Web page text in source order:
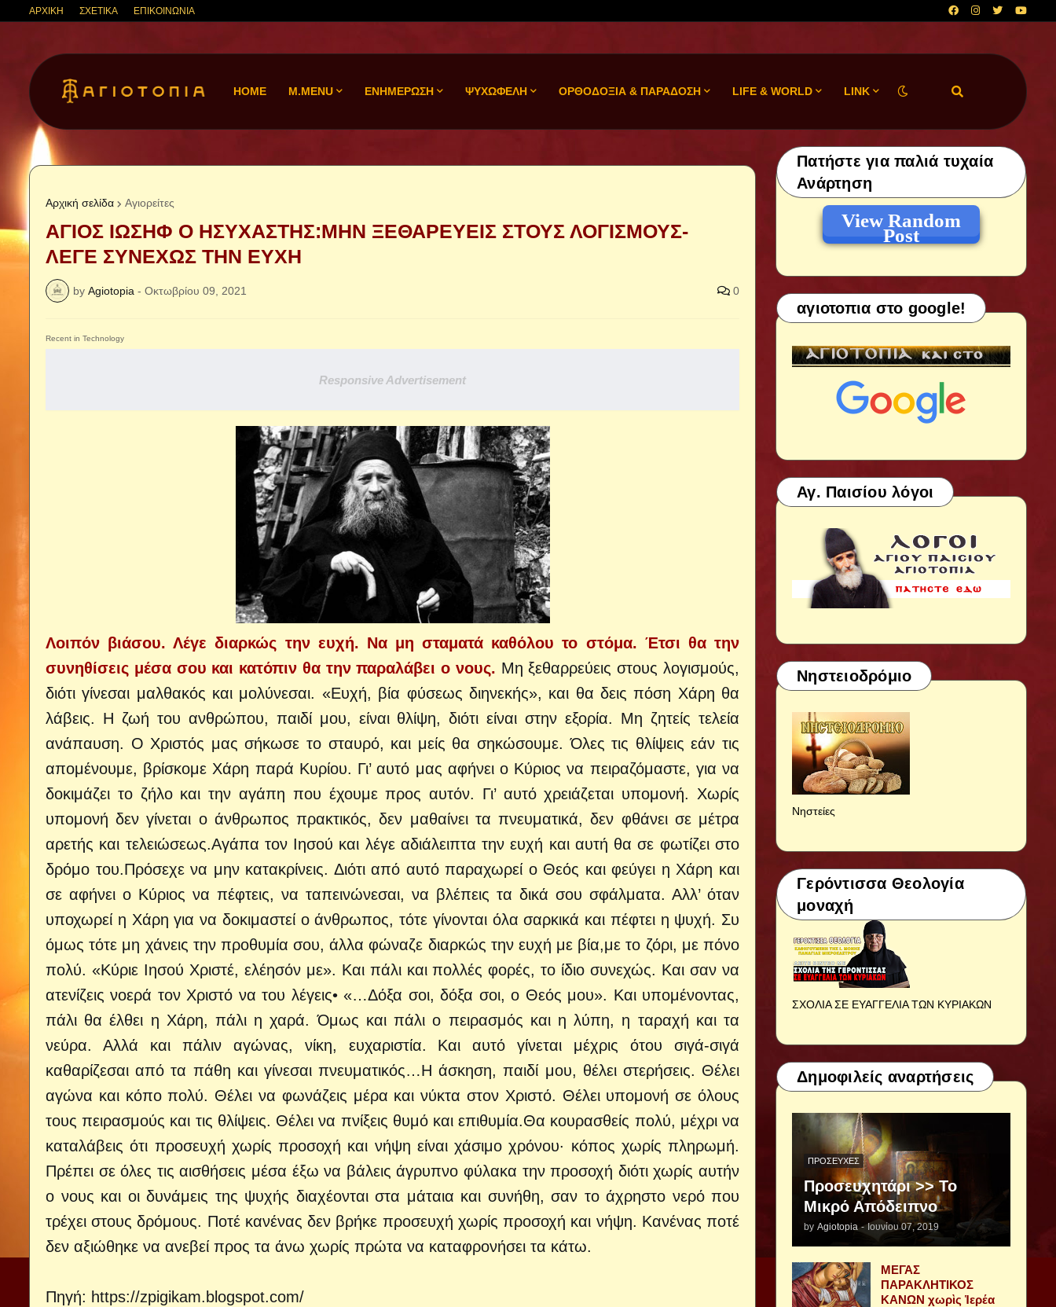
ΑΡΧΙΚΗ ΣΧΕΤΙΚΑ ΕΠΙΚΟΙΝΩΝΙΑ
HOME M.MENU ΕΝΗΜΕΡΩΣΗ ΨΥΧΩΦΕΛΗ ΟΡΘΟΔΟΞΙΑ & ΠΑΡΑΔΟΣΗ LIFE & WORLD LINK
Αρχική σελίδα Αγιορείτες
ΑΓΙΟΣ ΙΩΣΗΦ Ο ΗΣΥΧΑΣΤΗΣ:ΜΗΝ ΞΕΘΑΡΕΥΕΙΣ ΣΤΟΥΣ ΛΟΓΙΣΜΟΥΣ-
ΛΕΓΕ ΣΥΝΕΧΩΣ ΤΗΝ ΕΥΧΗ
by Agiotopia - Οκτωβρίου 09, 2021 0
Recent in Technology
Responsive Advertisement
Λοιπόν βιάσου. Λέγε διαρκώς την ευχή. Να μη σταματά καθόλου το στόμα. Έτσι θα την
συνηθίσεις μέσα σου και κατόπιν θα την παραλάβει ο νους. Μη ξεθαρρεύεις στους λογισμούς,
διότι γίνεσαι μαλθακός και μολύνεσαι. «Ευχή, βία φύσεως διηνεκής», και θα δεις πόση Χάρη θα
λάβεις. Η ζωή του ανθρώπου, παιδί μου, είναι θλίψη, διότι είναι στην εξορία. Μη ζητείς τελεία
ανάπαυση. Ο Χριστός μας σήκωσε το σταυρό, και μείς θα σηκώσουμε. Όλες τις θλίψεις εάν τις
απομένουμε, βρίσκομε Χάρη παρά Κυρίου. Γι’ αυτό μας αφήνει ο Κύριος να πειραζόμαστε, για να
δοκιμάζει το ζήλο και την αγάπη που έχουμε προς αυτόν. Γι’ αυτό χρειάζεται υπομονή. Χωρίς
υπομονή δεν γίνεται ο άνθρωπος πρακτικός, δεν μαθαίνει τα πνευματικά, δεν φθάνει σε μέτρα
αρετής και τελειώσεως.Αγάπα τον Ιησού και λέγε αδιάλειπτα την ευχή και αυτή θα σε φωτίζει στο
δρόμο του.Πρόσεχε να μην κατακρίνεις. Διότι από αυτό παραχωρεί ο Θεός και φεύγει η Χάρη και
σε αφήνει ο Κύριος να πέφτεις, να ταπεινώνεσαι, να βλέπεις τα δικά σου σφάλματα. Αλλ’ όταν
υποχωρεί η Χάρη για να δοκιμαστεί ο άνθρωπος, τότε γίνονται όλα σαρκικά και πέφτει η ψυχή. Συ
όμως τότε μη χάνεις την προθυμία σου, άλλα φώναζε διαρκώς την ευχή με βία,με το ζόρι, με πόνο
πολύ. «Κύριε Ιησού Χριστέ, ελέησόν με». Και πάλι και πολλές φορές, το ίδιο συνεχώς. Και σαν να
ατενίζεις νοερά τον Χριστό να του λέγεις• «…Δόξα σοι, δόξα σοι, ο Θεός μου». Και υπομένοντας,
πάλι θα έλθει η Χάρη, πάλι η χαρά. Όμως και πάλι ο πειρασμός και η λύπη, η ταραχή και τα
νεύρα. Αλλά και πάλιν αγώνας, νίκη, ευχαριστία. Και αυτό γίνεται μέχρις ότου σιγά-σιγά
καθαρίζεσαι από τα πάθη και γίνεσαι πνευματικός…Η άσκηση, παιδί μου, θέλει στερήσεις. Θέλει
αγώνα και κόπο πολύ. Θέλει να φωνάζεις μέρα και νύκτα στον Χριστό. Θέλει υπομονή σε όλους
τους πειρασμούς και τις θλίψεις. Θέλει να πνίξεις θυμό και επιθυμία.Θα κουρασθείς πολύ, μέχρι να
καταλάβεις ότι προσευχή χωρίς προσοχή και νήψη είναι χάσιμο χρόνου· κόπος χωρίς πληρωμή.
Πρέπει σε όλες τις αισθήσεις μέσα έξω να βάλεις άγρυπνο φύλακα την προσοχή διότι χωρίς αυτήν
ο νους και οι δυνάμεις της ψυχής διαχέονται στα μάταια και συνήθη, σαν το άχρηστο νερό που
τρέχει στους δρόμους. Ποτέ κανένας δεν βρήκε προσευχή χωρίς προσοχή και νήψη. Κανένας ποτέ
δεν αξιώθηκε να ανεβεί προς τα άνω χωρίς πρώτα να καταφρονήσει τα κάτω.
Πηγή: https://zpigikam.blogspot.com/
Πατήστε για παλιά τυχαία
Ανάρτηση
View Random
Post
αγιοτοπια στο google!
Αγ. Παισίου λόγοι
Νηστειοδρόμιο
Νηστείες
Γερόντισσα Θεολογία
μοναχή
ΣΧΟΛΙΑ ΣΕ ΕΥΑΓΓΕΛΙΑ ΤΩΝ ΚΥΡΙΑΚΩΝ
Δημοφιλείς αναρτήσεις
ΠΡΟΣΕΥΧΈΣ
Προσευχητάρι >> Το
Μικρό Απόδειπνο
by Agiotopia - Ιουνίου 07, 2019
ΜΕΓΑΣ
ΠΑΡΑΚΛΗΤΙΚΟΣ
ΚΑΝΩΝ χωρὶς Ἱερέα